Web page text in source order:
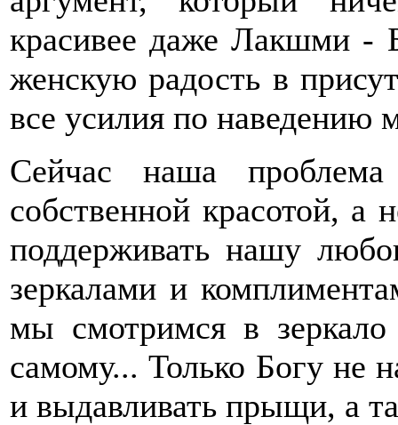
красивее даже Лакшми -
женскую радость в
все усилия по наведению
Сейчас наша
собственной красотой, а
поддерживать нашу
зеркалами и
мы смотримся в
самому... Только Богу не
и выдавливать прыщи, а